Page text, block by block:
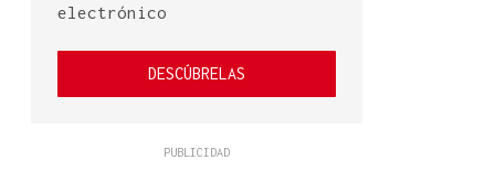
electrónico
DESCÚBRELAS